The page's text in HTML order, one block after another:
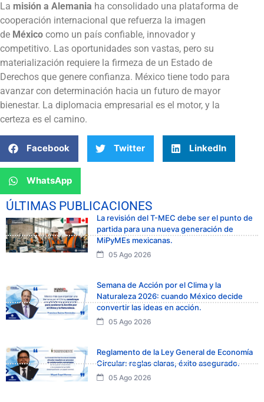
La misión a Alemania ha consolidado una plataforma de
cooperación internacional que refuerza la imagen
de México como un país confiable, innovador y
competitivo. Las oportunidades son vastas, pero su
materialización requiere la firmeza de un Estado de
Derechos que genere confianza. México tiene todo para
avanzar con determinación hacia un futuro de mayor
bienestar. La diplomacia empresarial es el motor, y la
certeza es el camino.
Facebook Twitter LinkedIn
WhatsApp
ÚLTIMAS PUBLICACIONES
La revisión del T-MEC debe ser el punto de
partida para una nueva generación de
MiPyMEs mexicanas.
05 Ago 2026
Semana de Acción por el Clima y la
Naturaleza 2026: cuando México decide
convertir las ideas en acción.
05 Ago 2026
Reglamento de la Ley General de Economía
Circular: reglas claras, éxito asegurado.
05 Ago 2026